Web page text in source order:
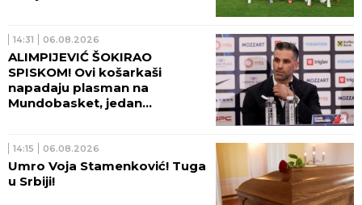
14:31 06.08.2026
ALIMPIJEVIĆ ŠOKIRAO
SPISKOM! Ovi košarkaši
napadaju plasman na
Mundobasket, jedan
14:15 06.08.2026
Umro Voja Stamenković! Tuga
u Srbiji!